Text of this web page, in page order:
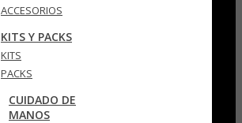
ACCESORIOS
KITS Y PACKS
KITS
PACKS
CUIDADO DE
MANOS